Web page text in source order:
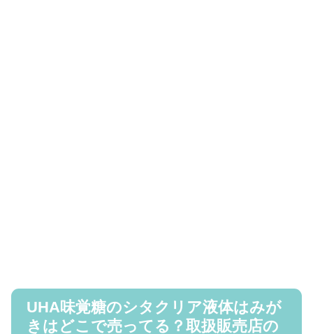
UHA味覚糖のシタクリア液体はみが
きはどこで売ってる？取扱販売店の